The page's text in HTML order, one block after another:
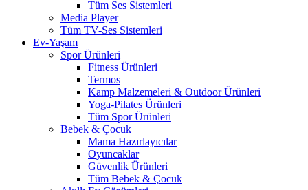
Tüm Ses Sistemleri
Media Player
Tüm TV-Ses Sistemleri
Ev-Yaşam
Spor Ürünleri
Fitness Ürünleri
Termos
Kamp Malzemeleri & Outdoor Ürünleri
Yoga-Pilates Ürünleri
Tüm Spor Ürünleri
Bebek & Çocuk
Mama Hazırlayıcılar
Oyuncaklar
Güvenlik Ürünleri
Tüm Bebek & Çocuk